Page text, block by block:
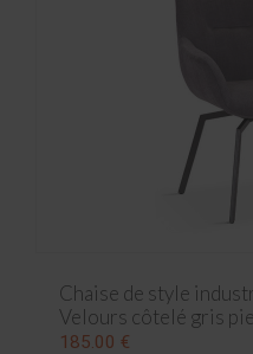
Chaise de style
Velours côtelé gris
cm
185.00 €